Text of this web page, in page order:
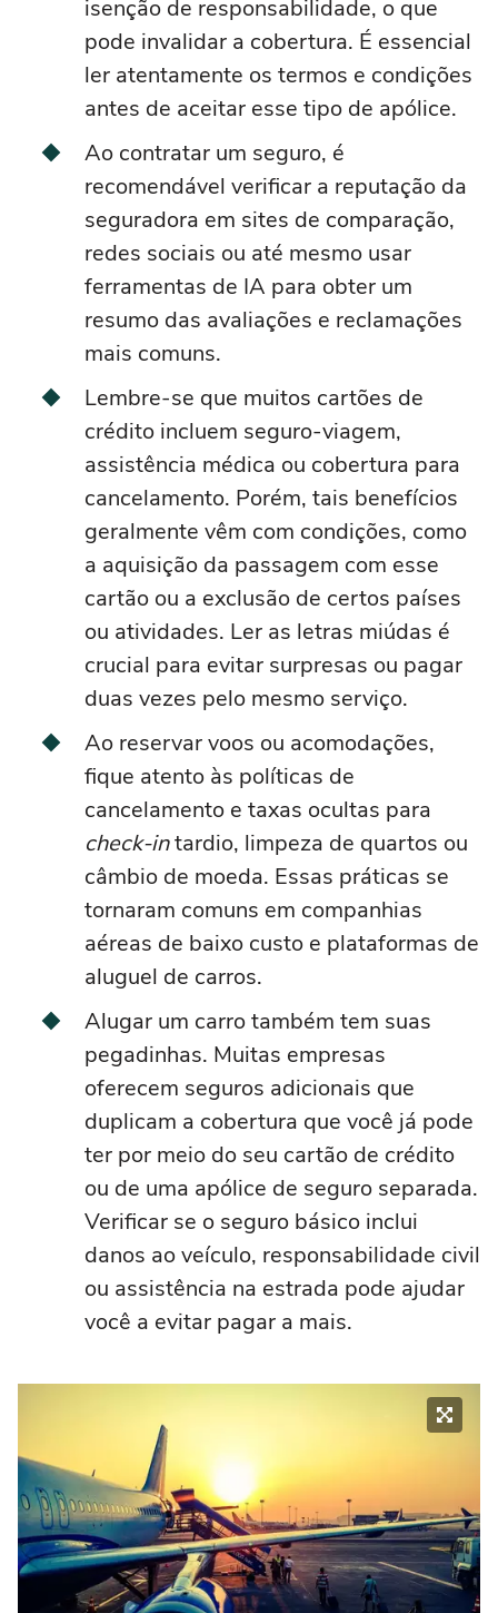
isenção de responsabilidade, o que
pode invalidar a cobertura. É essencial
ler atentamente os termos e condições
antes de aceitar esse tipo de apólice.
Ao contratar um seguro, é
recomendável verificar a reputação da
seguradora em sites de comparação,
redes sociais ou até mesmo usar
ferramentas de IA para obter um
resumo das avaliações e reclamações
mais comuns.
Lembre-se que muitos cartões de
crédito incluem seguro-viagem,
assistência médica ou cobertura para
cancelamento. Porém, tais benefícios
geralmente vêm com condições, como
a aquisição da passagem com esse
cartão ou a exclusão de certos países
ou atividades. Ler as letras miúdas é
crucial para evitar surpresas ou pagar
duas vezes pelo mesmo serviço.
Ao reservar voos ou acomodações,
fique atento às políticas de
cancelamento e taxas ocultas para
check-intardio, limpeza de quartos ou
câmbio de moeda. Essas práticas se
tornaram comuns em companhias
aéreas de baixo custo e plataformas de
aluguel de carros.
Alugar um carro também tem suas
pegadinhas. Muitas empresas
oferecem seguros adicionais que
duplicam a cobertura que você já pode
ter por meio do seu cartão de crédito
ou de uma apólice de seguro separada.
Verificar se o seguro básico inclui
danos ao veículo, responsabilidade civil
ou assistência na estrada pode ajudar
você a evitar pagar a mais.